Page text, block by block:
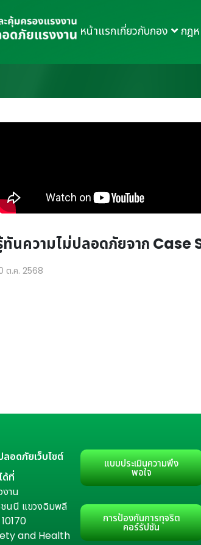
หน้าแรกเกี่ยวกับกอง กฎ
ทันความไม่ปลอดภัยจาก Case
ต.ค. 2568
อดภัยเว็บไซต์
ด้ที่
าน
ชนนี แขวงฉิมพลี
and Health
แบบประเมินความพึง
พอใจ
การป้องกันการทุจริต
คอร์รัปชัน